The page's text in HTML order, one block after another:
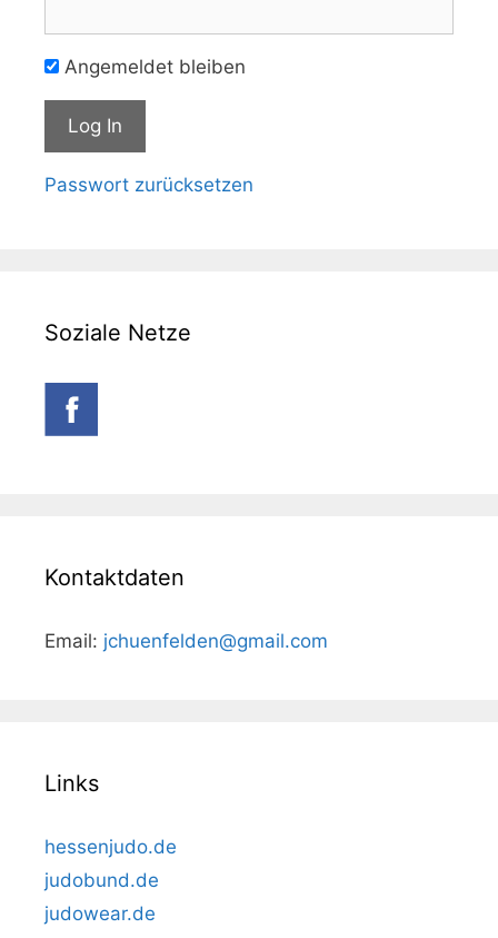
Angemeldet bleiben
Passwort zurücksetzen
Soziale Netze
Kontaktdaten
Email: jchuenfelden@gmail.com
Links
hessenjudo.de
judobund.de
judowear.de